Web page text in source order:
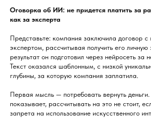
Оговорка об ИИ: не придется платить за
как за эксперта
Представьте: компания заключила договор
экспертом, рассчитывая получить его личную
результат он подготовил через нейросеть за
Текст оказался шаблонным, с низкой
глубины, за которую компания заплатила.
Первая мысль — потребовать вернуть
показывает, рассчитывать на это не стоит,
запрета на использование искусственного